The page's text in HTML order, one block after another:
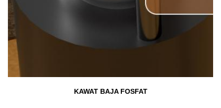
KAWAT BAJA FOSFAT